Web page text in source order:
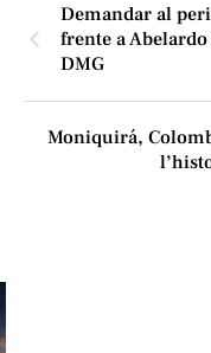
Demandar al
frente a
DMG
Moniquirá,